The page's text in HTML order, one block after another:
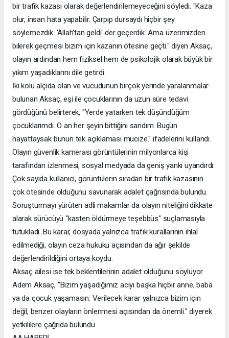
bir trafik kazası olarak değerlendirilemeyeceğini söyledi. "Kaza
olur, insan hata yapabilir. Çarpıp dursaydı hiçbir şey
söylemezdik. 'Allah'tan geldi' der geçerdik. Ama üzerimizden
bilerek geçmesi bizim için kazanın ötesine geçti." diyen Aksaç,
olayın ardından hem fiziksel hem de psikolojik olarak büyük bir
yıkım yaşadıklarını dile getirdi.
İki kolu alçıda olan ve vücudunun birçok yerinde yaralanmalar
bulunan Aksaç, eşi ile çocuklarının da uzun süre tedavi
gördüğünü belirterek, "Yerde yatarken tek düşündüğüm
çocuklarımdı. O an her şeyin bittiğini sandım. Bugün
hayattaysak bunun tek açıklaması mucize." ifadelerini kullandı.
Olayın güvenlik kamerası görüntülerinin milyonlarca kişi
tarafından izlenmesi, sosyal medyada da geniş yankı uyandırdı.
Çok sayıda kullanıcı, görüntülerin sıradan bir trafik kazasının
çok ötesinde olduğunu savunarak adalet çağrısında bulundu.
Soruşturmayı yürüten adli makamlar da olayın niteliğini dikkate
alarak sürücüyü "kasten öldürmeye teşebbüs" suçlamasıyla
tutukladı. Bu karar, dosyada yalnızca trafik kurallarının ihlal
edilmediği, olayın ceza hukuku açısından da ağır şekilde
değerlendirildiğini ortaya koydu.
Aksaç ailesi ise tek beklentilerinin adalet olduğunu söylüyor.
Adem Aksaç, "Bizim yaşadığımız acıyı başka hiçbir anne, baba
ya da çocuk yaşamasın. Verilecek karar yalnızca bizim için
değil, benzer olayların önlenmesi açısından da önemli." diyerek
yetkililere çağrıda bulundu.